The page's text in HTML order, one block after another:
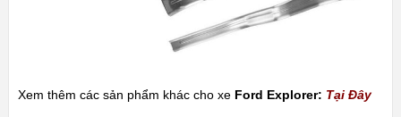
Xem thêm các sản phẩm khác cho xe Ford Explorer: Tại Đây